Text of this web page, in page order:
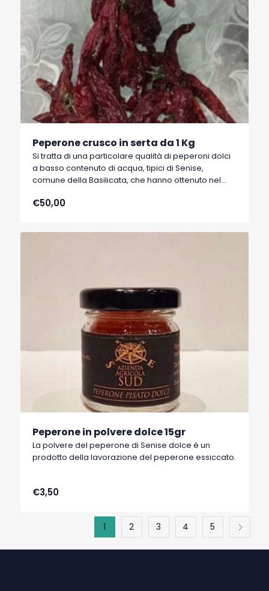
Peperone crusco in serta da 1 Kg
Si tratta di una particolare qualità di peperoni dolci
a basso contenuto di acqua, tipici di Senise,
comune della Basilicata, che hanno ottenuto nel
Protetta).
€50,00
Peperone in polvere dolce 15gr
La polvere del peperone di Senise dolce è un
prodotto della lavorazione del peperone essiccato.
€3,50
1 2 3 4 5